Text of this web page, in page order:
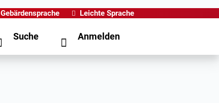
Gebärdensprache Leichte Sprache
Suche Anmelden